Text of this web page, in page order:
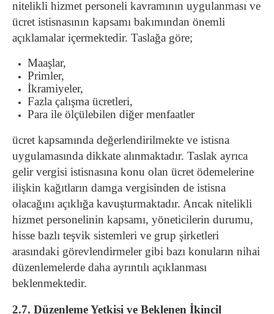
nitelikli hizmet personeli kavramının uygulanması ve
ücret istisnasının kapsamı bakımından önemli
açıklamalar içermektedir. Taslağa göre;
Maaşlar,
Primler,
İkramiyeler,
Fazla çalışma ücretleri,
Para ile ölçülebilen diğer menfaatler
ücret kapsamında değerlendirilmekte ve istisna
uygulamasında dikkate alınmaktadır. Taslak ayrıca
gelir vergisi istisnasına konu olan ücret ödemelerine
ilişkin kağıtların damga vergisinden de istisna
olacağını açıklığa kavuşturmaktadır. Ancak nitelikli
hizmet personelinin kapsamı, yöneticilerin durumu,
hisse bazlı teşvik sistemleri ve grup şirketleri
arasındaki görevlendirmeler gibi bazı konuların nihai
düzenlemelerde daha ayrıntılı açıklanması
beklenmektedir.
2.7. Düzenleme Yetkisi ve Beklenen İkincil